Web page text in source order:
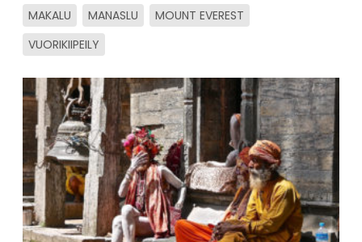
MAKALU MANASLU
MOUNT EVEREST
VUORIKIIPEILY